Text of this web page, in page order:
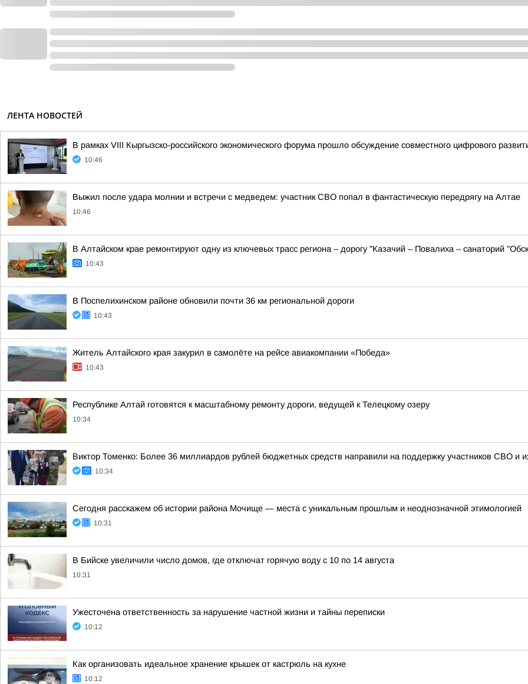
ЛЕНТА НОВОСТЕЙ
В рамках VIII Кыргызско-российского экономического форума прошло обсуждение совместного цифрового
10:46
Выжил после удара молнии и встречи с медведем: участник СВО попал в фантастическую передрягу на Алтае
10:46
В Алтайском крае ремонтируют одну из ключевых трасс региона – дорогу "Казачий – Повалиха – санаторий
10:43
В Поспелихинском районе обновили почти 36 км региональной дороги
10:43
Житель Алтайского края закурил в самолёте на рейсе авиакомпании «Победа»
10:43
Республике Алтай готовятся к масштабному ремонту дороги, ведущей к Телецкому озеру
10:34
Виктор Томенко: Более 36 миллиардов рублей бюджетных средств направили на поддержку участников СВО и
10:34
Сегодня расскажем об истории района Мочище — места с уникальным прошлым и неоднозначной этимологией
10:31
В Бийске увеличили число домов, где отключат горячую воду с 10 по 14 августа
10:31
Ужесточена ответственность за нарушение частной жизни и тайны переписки
10:12
Как организовать идеальное хранение крышек от кастрюль на кухне
10:12